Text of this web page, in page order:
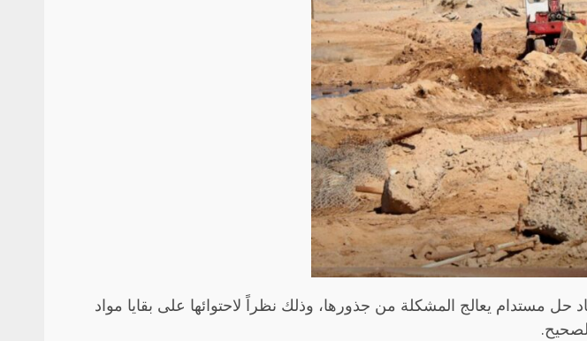
حل مستدام يعالج المشكلة من جذورها، وذلك نظراً لاحتوائها على بقايا مواد